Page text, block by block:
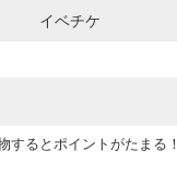
イベチケ
するとポイントがたまる！